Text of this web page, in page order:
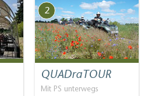
2
QUADraTOUR
Mit PS unterwegs